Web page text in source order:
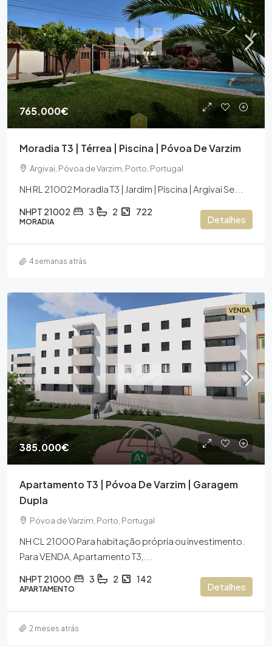
765.000€
Moradia T3 | Térrea | Piscina | Póvoa De Varzim
Argivai, Póvoa de Varzim, Porto, Portugal
NH RL 21002 Moradia T3 | Jardim | Piscina | Argivai Se...
NHPT 21002 3 2 722
MORADIA Detalhes
4 semanas atrás
VENDA
385.000€
Apartamento T3 | Póvoa De Varzim | Garagem
Dupla
Póvoa de Varzim, Porto, Portugal
NH CL 21000 Para habitação própria ou investimento.
Para VENDA, Apartamento T3,...
NHPT 21000 3 2 142
APARTAMENTO Detalhes
2 meses atrás